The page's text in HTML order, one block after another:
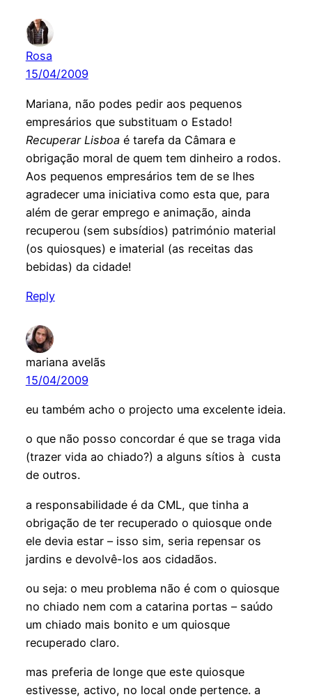
Rosa
15/04/2009
Mariana, não podes pedir aos pequenos
empresários que substituam o Estado!
Recuperar Lisboaé tarefa da Câmara e
obrigação moral de quem tem dinheiro a rodos.
Aos pequenos empresários tem de se lhes
agradecer uma iniciativa como esta que, para
além de gerar emprego e animação, ainda
recuperou (sem subsídios) património material
(os quiosques) e imaterial (as receitas das
bebidas) da cidade!
Reply
mariana avelãs
15/04/2009
eu também acho o projecto uma excelente ideia.
o que não posso concordar é que se traga vida
(trazer vida ao chiado?) a alguns sítios à custa
de outros.
a responsabilidade é da CML, que tinha a
obrigação de ter recuperado o quiosque onde
ele devia estar – isso sim, seria repensar os
jardins e devolvê-los aos cidadãos.
ou seja: o meu problema não é com o quiosque
no chiado nem com a catarina portas – saúdo
um chiado mais bonito e um quiosque
recuperado claro.
mas preferia de longe que este quiosque
estivesse, activo, no local onde pertence. a